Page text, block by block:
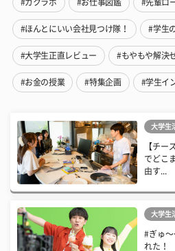
#ガクラボ #お仕事図鑑 #先輩ロ
#ほんとにいい会社見つけ隊！ #学生
#大学生正直レビュー #もやもや解決
#お金の授業 #特集企画 #学生イ
大学生
【チー
でどこ
由す...
大学生
#ぎゅ〜
れた！